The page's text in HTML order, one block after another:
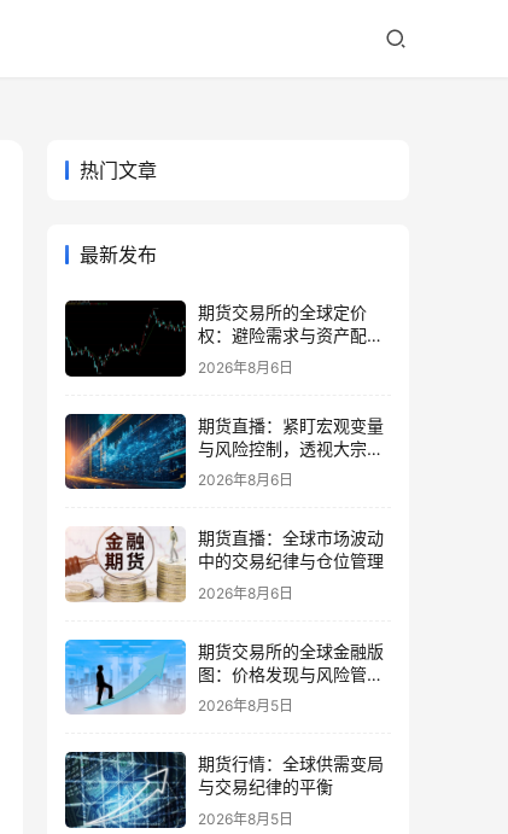
热门文章
最新发布
期货交易所的全球定价
权：避险需求与资产配置
再平衡
2026年8月6日
期货直播：紧盯宏观变量
与风险控制，透视大宗商
品波动逻辑
2026年8月6日
期货直播：全球市场波动
中的交易纪律与仓位管理
2026年8月6日
期货交易所的全球金融版
图：价格发现与风险管理
的核心
2026年8月5日
期货行情：全球供需变局
与交易纪律的平衡
2026年8月5日